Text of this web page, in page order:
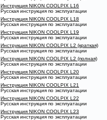
Инструкция NIKON COOLPIX L16
Русская инструкция по эксплуатации
Инструкция NIKON COOLPIX L18
Русская инструкция по эксплуатации
Инструкция NIKON COOLPIX L19
Русская инструкция по эксплуатации
Инструкция NIKON COOLPIX L2 (краткая)
Русская инструкция по эксплуатации
Инструкция NIKON COOLPIX L2 (полная)
Русская инструкция по эксплуатации
Инструкция NIKON COOLPIX L20
Русская инструкция по эксплуатации
Инструкция NIKON COOLPIX L21
Русская инструкция по эксплуатации
Инструкция NIKON COOLPIX L22
Русская инструкция по эксплуатации
Инструкция NIKON COOLPIX L23
Русская инструкция по эксплуатации